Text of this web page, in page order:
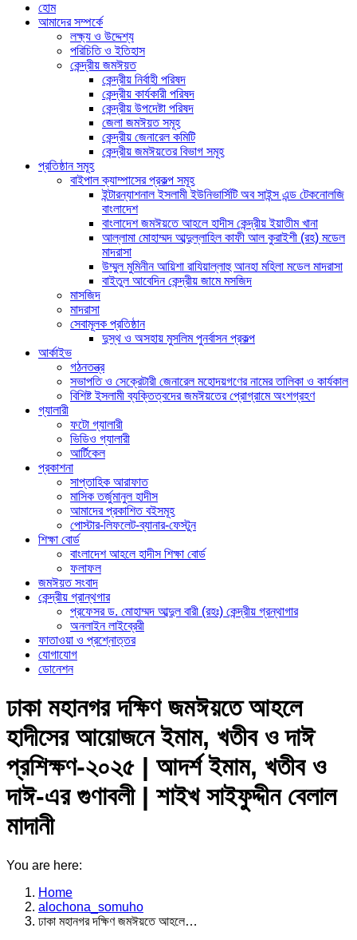
হোম
আমাদের সম্পর্কে
লক্ষ্য ও উদ্দেশ্য
পরিচিতি ও ইতিহাস
কেন্দ্রীয় জমঈয়ত
কেন্দ্রীয় নির্বাহী পরিষদ
কেন্দ্রীয় কার্যকারী পরিষদ
কেন্দ্রীয় উপদেষ্টা পরিষদ
জেলা জমঈয়ত সমূহ
কেন্দ্রীয় জেনারেল কমিটি
কেন্দ্রীয় জমঈয়তের বিভাগ সমূহ
প্রতিষ্ঠান সমূহ
বাইপাল ক্যাম্পাসের প্রকল্প সমূহ
ইন্টারন্যাশনাল ইসলামী ইউনিভার্সিটি অব সাইন্স এন্ড টেকনোলজি
বাংলাদেশ
বাংলাদেশ জমঈয়তে আহলে হাদীস কেন্দ্রীয় ইয়াতীম খানা
আল্লামা মোহাম্মদ আব্দুল্লাহিল কাফী আল কুরাইশী (রহ) মডেল
মাদরাসা
উম্মুল মুমিনীন আয়িশা রাযিয়াল্লাহু আনহা মহিলা মডেল মাদরাসা
বাইতুল আবেদিন কেন্দ্রীয় জামে মসজিদ
মাসজিদ
মাদরাসা
সেবামূলক প্রতিষ্ঠান
দুস্থ ও অসহায় মুসলিম পুনর্বাসন প্রকল্প
আর্কাইভ
গঠনতন্ত্র
সভাপতি ও সেক্রেটারী জেনারেল মহোদয়গণের নামের তালিকা ও কার্যকাল
বিশিষ্ট ইসলামী ব্যক্তিত্বদের জমঈয়তের প্রোগ্রামে অংশগ্রহণ
গ্যালারী
ফটো গ্যালারী
ভিডিও গ্যালারী
আর্টিকেল
প্রকাশনা
সাপ্তাহিক আরাফাত
মাসিক তর্জুমানুল হাদীস
আমাদের প্রকাশিত বইসমূহ
পোস্টার-লিফলেট-ব্যানার-ফেস্টুন
শিক্ষা বোর্ড
বাংলাদেশ আহলে হাদীস শিক্ষা বোর্ড
ফলাফল
জমঈয়ত সংবাদ
কেন্দ্রীয় গ্রান্থগার
প্রফেসর ড. মোহাম্মদ আব্দুল বারী (রহঃ) কেন্দ্রীয় গ্রন্থাগার
অনলাইন লাইব্রেরী
ফাতাওয়া ও প্রশ্নোত্তর
যোগাযোগ
ডোনেশন
ঢাকা মহানগর দক্ষিণ জমঈয়তে আহলে
হাদীসের আয়োজনে ইমাম, খতীব ও দাঈ
প্রশিক্ষণ-২০২৫ | আদর্শ ইমাম, খতীব ও
দাঈ-এর গুণাবলী | শাইখ সাইফুদ্দীন বেলাল
মাদানী
You are here:
Home
alochona_somuho
ঢাকা মহানগর দক্ষিণ জমঈয়তে আহলে…